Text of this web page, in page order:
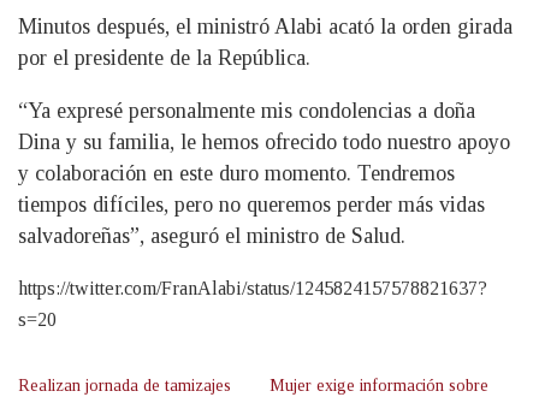
Minutos después, el ministró Alabi acató la orden girada
por el presidente de la República.
“Ya expresé personalmente mis condolencias a doña
Dina y su familia, le hemos ofrecido todo nuestro apoyo
y colaboración en este duro momento. Tendremos
tiempos difíciles, pero no queremos perder más vidas
salvadoreñas”, aseguró el ministro de Salud.
https://twitter.com/FranAlabi/status/1245824157578821637?
s=20
Realizan jornada de tamizajes
Mujer exige información sobre